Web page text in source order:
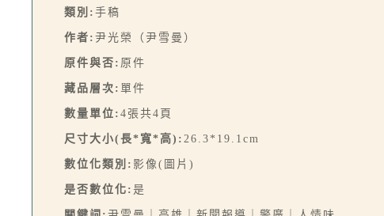
類別: 手稿
作者: 尹光榮（尹雪曼）
原件與否: 原件
藏品層次: 單件
數量單位: 4張共4頁
尺寸大小(長*寬*高): 26.3*19.1cm
數位化類別: 影像(圖片)
是否數位化: 是